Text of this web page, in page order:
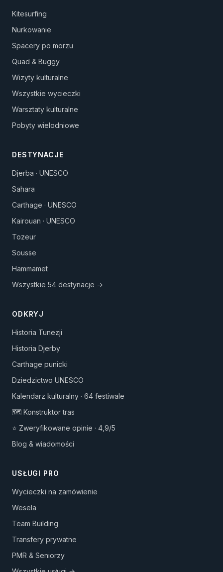
Kitesurfing
Nurkowanie
Spacery po morzu
Quad & Buggy
Wizyty kulturalne
Wszystkie wycieczki
Warsztaty kulturalne
Pobyty wielodniowe
DESTYNACJE
Djerba · UNESCO
Sahara
Carthage · UNESCO
Kairouan · UNESCO
Tozeur
Sousse
Hammamet
Wszystkie 54 destynacje →
ODKRYJ
Historia Tunezji
Historia Djerby
Carthage punicki
Dziedzictwo UNESCO
Kalendarz kulturalny · 64 festiwale
🗺️ Konstruktor tras
⭐ Zweryfikowane opinie · 4,9/5
Blog & wiadomości
USŁUGI PRO
Wycieczki na zamówienie
Wesela
Team Building
Transfery prywatne
PMR & Seniorzy